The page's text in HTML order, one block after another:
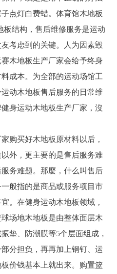
点灯白费蜡。体育馆木地板
板结构，售后维修服务是运动
考虑到的关键。人为因素毁
木地板生产厂家会给予终身
成本。为全部的运动场馆工
动木地板售后服务的日常维
身运动木地板生产厂家，沒
购买好木地板原材料以后，
外，更主要的是售后服务难
务难题。那麼，什么叫售后
般指的是商品或服务项目市
。在健身运动木地板领域，
场地木地板是由整体面层木
垫、防潮膜等5个层面组成，
分担负，再再加上钢钉、运
价钱基本上就出来。购置篮